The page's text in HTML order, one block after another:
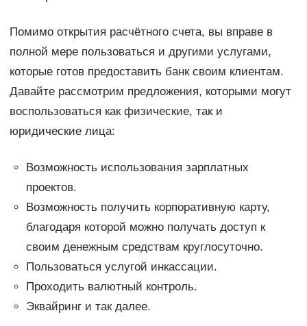
Помимо открытия расчётного счета, вы вправе в
полной мере пользоваться и другими услугами,
которые готов предоставить банк своим клиентам.
Давайте рассмотрим предложения, которыми могут
воспользоваться как физические, так и
юридические лица:
Возможность использования зарплатных
проектов.
Возможность получить корпоративную карту,
благодаря которой можно получать доступ к
своим денежным средствам круглосуточно.
Пользоваться услугой инкассации.
Проходить валютный контроль.
Эквайринг и так далее.